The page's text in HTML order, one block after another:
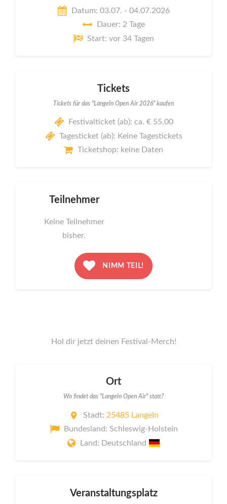
Datum: 03.07. - 04.07.2026
Dauer: 2 Tage
Start: vor 34 Tagen
Tickets
Tickets für das "Langeln Open Air 2026" kaufen
Festivalticket (ab): ca. € 55,00
Tagesticket (ab): Keine Tagestickets
Ticketshop: keine Daten
Teilnehmer
Keine Teilnehmer
bisher.
NIMM TEIL!
Hol dir jetzt deinen Festival-Merch!
Ort
Wo findet das "Langeln Open Air" statt?
Stadt: 25485 Langeln
Bundesland: Schleswig-Holstein
Land: Deutschland
Veranstaltungsplatz